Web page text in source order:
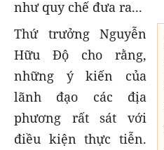
như quy chế đưa ra...
Thứ trưởng Nguyễn
Hữu Độ cho rằng,
những ý kiến của
lãnh đạo các địa
phương rất sát với
điều kiện thực tiễn.